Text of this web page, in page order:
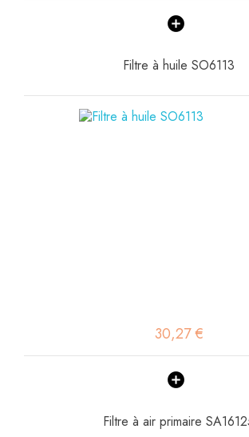
Filtre à huile SO6113
30,27 €
Filtre à air primaire